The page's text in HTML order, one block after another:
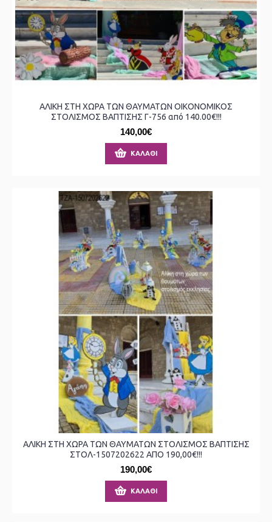
ΑΛΙΚΗ ΣΤΗ ΧΩΡΑ ΤΩΝ ΘΑΥΜΑΤΩΝ ΟΙΚΟΝΟΜΙΚΟΣ
ΣΤΟΛΙΣΜΟΣ ΒΑΠΤΙΣΗΣ Γ-756 από 140.00€!!!
140,00€
ΚΑΛΆΘΙ
ΑΛΙΚΗ ΣΤΗ ΧΩΡΑ ΤΩΝ ΘΑΥΜΑΤΩΝ ΣΤΟΛΙΣΜΟΣ ΒΑΠΤΙΣΗΣ
ΣΤΟΛ-1507202622 ΑΠΟ 190,00€!!!
190,00€
ΚΑΛΆΘΙ